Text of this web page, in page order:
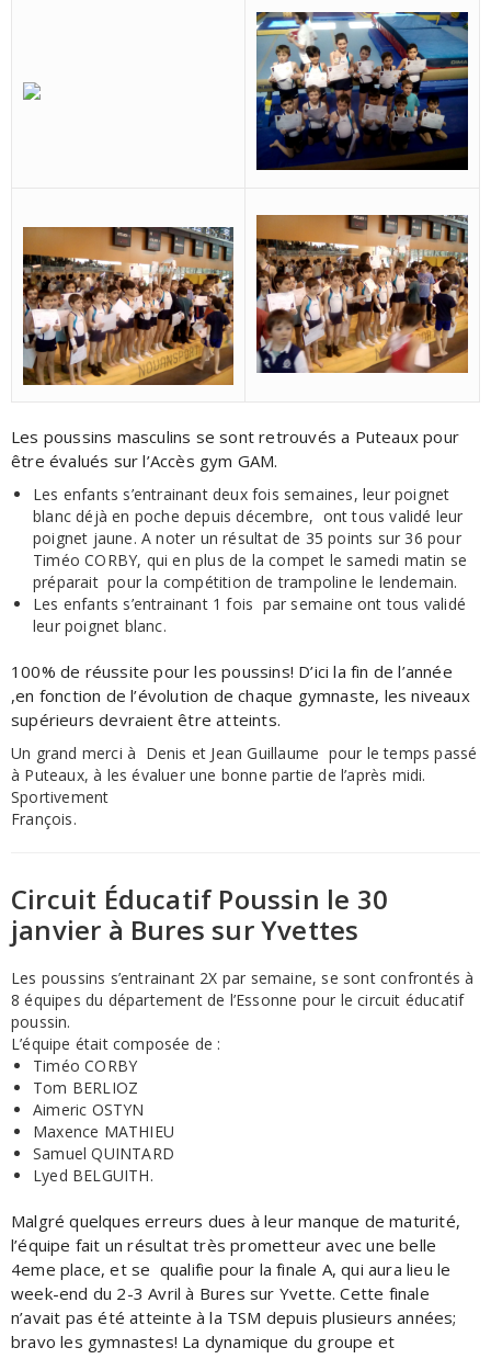
Les poussins masculins se sont retrouvés a Puteaux pour
être évalués sur l’Accès gym GAM.
Les enfants s’entrainant deux fois semaines, leur poignet
blanc déjà en poche depuis décembre, ont tous validé leur
poignet jaune. A noter un résultat de 35 points sur 36 pour
Timéo CORBY, qui en plus de la compet le samedi matin se
préparait pour la compétition de trampoline le lendemain.
Les enfants s’entrainant 1 fois par semaine ont tous validé
leur poignet blanc.
100% de réussite pour les poussins! D’ici la fin de l’année
,en fonction de l’évolution de chaque gymnaste, les niveaux
supérieurs devraient être atteints.
Un grand merci à Denis et Jean Guillaume pour le temps passé
à Puteaux, à les évaluer une bonne partie de l’après midi.
Sportivement
François.
Circuit Éducatif Poussin le 30
janvier à Bures sur Yvettes
Les poussins s’entrainant 2X par semaine, se sont confrontés à
8 équipes du département de l’Essonne pour le circuit éducatif
poussin.
L’équipe était composée de :
Timéo CORBY
Tom BERLIOZ
Aimeric OSTYN
Maxence MATHIEU
Samuel QUINTARD
Lyed BELGUITH.
Malgré quelques erreurs dues à leur manque de maturité,
l’équipe fait un résultat très prometteur avec une belle
4eme place, et se qualifie pour la finale A, qui aura lieu le
week-end du 2-3 Avril à Bures sur Yvette. Cette finale
n’avait pas été atteinte à la TSM depuis plusieurs années;
bravo les gymnastes! La dynamique du groupe et